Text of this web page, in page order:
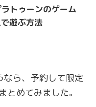
トゥーンのゲーム
遊ぶ方法
ら、予約して限定
めてみました。